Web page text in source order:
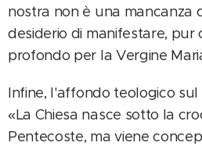
nostra non è una mancanza
desiderio di manifestare, pur
profondo per la Vergine
Infine, l'affondo teologico sul
«La Chiesa nasce sotto la
Pentecoste, ma viene